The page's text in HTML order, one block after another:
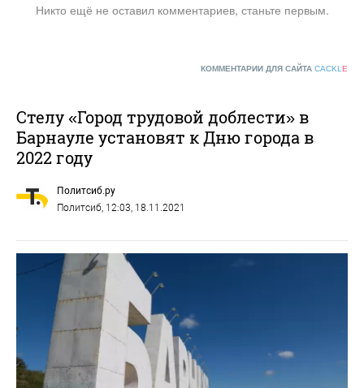
Никто ещё не оставил комментариев, станьте первым.
КОММЕНТАРИИ ДЛЯ САЙТА CACKL E
Стелу «Город трудовой доблести» в
Барнауле установят к Дню города в
2022 году
Политсиб.ру
Политсиб, 12:03, 18.11.2021